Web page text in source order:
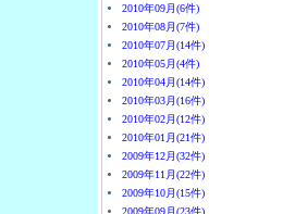
2010年09月(6件)
2010年08月(7件)
2010年07月(14件)
2010年05月(4件)
2010年04月(14件)
2010年03月(16件)
2010年02月(12件)
2010年01月(21件)
2009年12月(32件)
2009年11月(22件)
2009年10月(15件)
2009年09月(23件)